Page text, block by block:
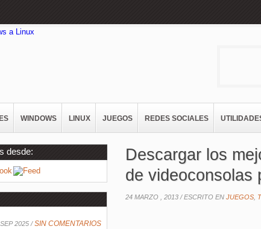
WINDOWS LINUX JUEGOS REDES SOCIALES
Descargar los
de videoconsolas
24 MARZO , 2013 /ESCRITO EN JUEGOS
desde:
2025 /SIN COMENTARIOS